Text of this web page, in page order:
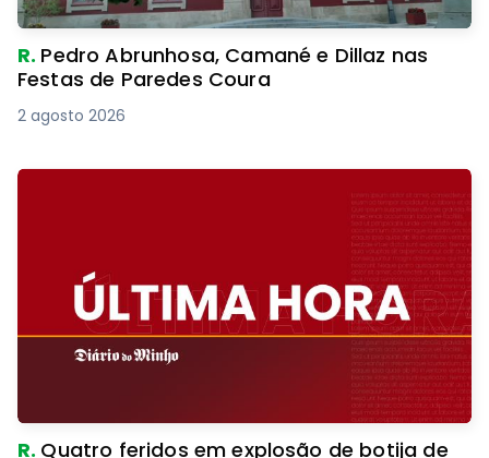
R. Pedro Abrunhosa, Camané e Dillaz nas
Festas de Paredes Coura
2 agosto 2026
R. Quatro feridos em explosão de botija de